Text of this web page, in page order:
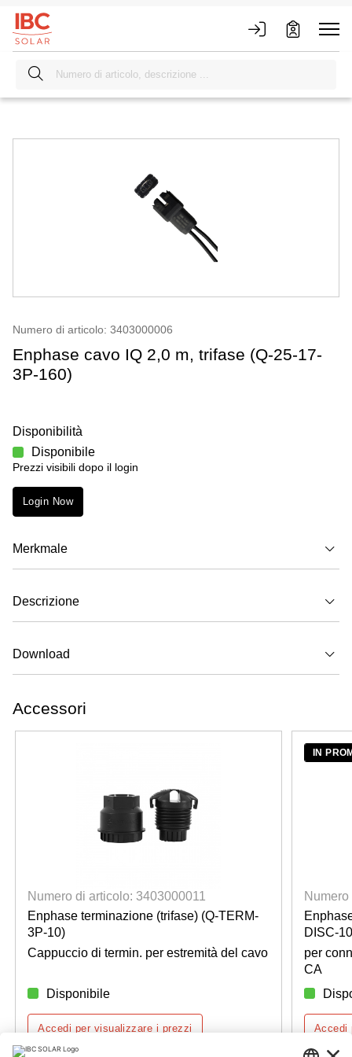
Numero di articolo: 3403000006
Enphase cavo IQ 2,0 m, trifase (Q-25-17-
3P-160)
Disponibilità
Disponibile
Prezzi visibili dopo il login
Login Now
Merkmale
Descrizione
Download
Accessori
Numero di articolo: 3403000011
Enphase terminazione (trifase) (Q-TERM-
3P-10)
Cappuccio di termin. per estremità del cavo
Disponibile
Accedi per visualizzare i prezzi
IN
DISC-
per
CA
Accedi